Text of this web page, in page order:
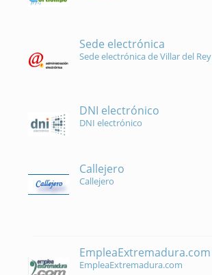
Sede electrónica
Sede electrónica de Villar del Rey
DNI electrónico
DNI electrónico
Callejero
Callejero
EmpleaExtremadura.com
EmpleaExtremadura.com